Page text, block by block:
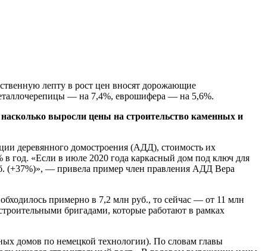
лепту в рост цен вносят дорожающие
— на 7,4%, еврошифера — на 5,6%.
выросли цены на строительство каменных и
деревянного домостроения (АДД), стоимость их
в год. «Если в июле 2020 года каркасный дом под ключ для
(+37%)», — привела пример член правления АДД Вера
примерно в 7,2 млн руб., то сейчас — от 11 млн
бригадами, которые работают в рамках
домов по немецкой технологии). По словам главы